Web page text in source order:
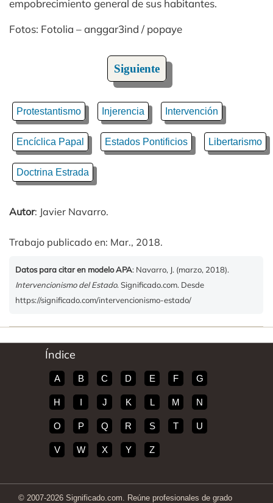
empobrecimiento general de sus habitantes.
Fotos: Fotolia – anggar3ind / popaye
Siguiente
Protestantismo Injerencia Intervención
Encíclica Papal Estados Pontificios Libertarismo
Doctrina Estrada
Autor: Javier Navarro.
Trabajo publicado en: Mar., 2018.
Datos para citar en modelo APA: Navarro, J. (marzo, 2018).
Intervencionismo del Estado. Significado.com. Desde
https://significado.com/intervencionismo-estado/
Índice
A B C D E F G
H J K L M N
O P Q R S T U
V W X Y Z
© 2007-2026 Significado.com. Reúne profesionales de grado